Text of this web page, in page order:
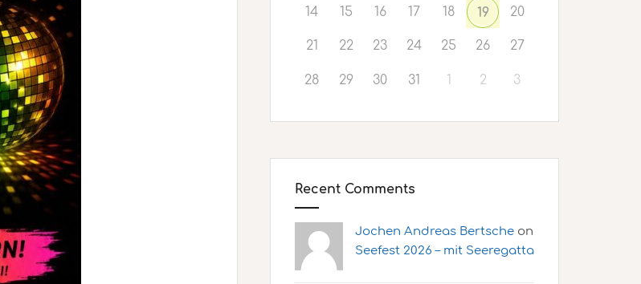
14 15 16 17 18 19 20
21 22 23 24 25 26 27
28 29 30 31 1 2 3
Recent Comments
Jochen Andreas Bertsche on
Seefest 2026 – mit Seeregatta